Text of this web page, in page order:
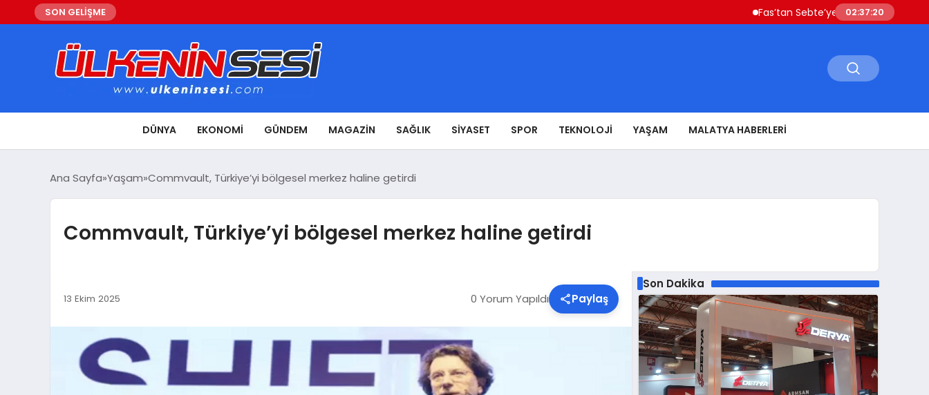
SON GELİŞME Fas’tan Sebte’ye Geçen Göçmenler
02:37:21
DÜNYA EKONOMI GÜNDEM MAGAZIN SAĞLIK SIYASET SPOR TEKNOLOJI YAŞAM MALATYA HABERLERI
Ana Sayfa Yaşam Commvault, Türkiye’yi bölgesel merkez haline getirdi
Commvault, Türkiye’yi bölgesel merkez haline getirdi
13 Ekim 2025 0 Yorum Yapıldı Paylaş
Son Dakika